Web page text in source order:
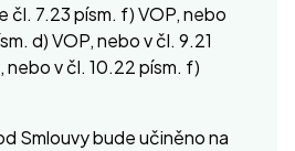
čl. 7.23 písm. f) VOP, nebo
d) VOP, nebo v čl. 9.21
nebo v čl. 10.22 písm. f)
Smlouvy bude učiněno na